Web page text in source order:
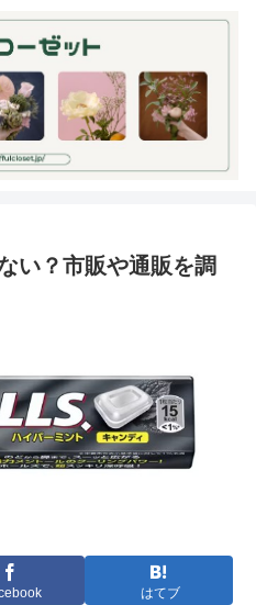
い？市販や通販を調
はてブ